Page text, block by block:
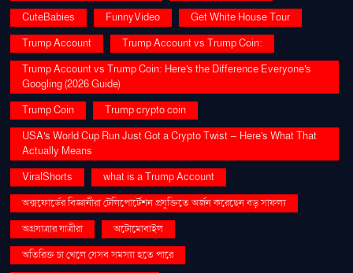
CuteBabies
FunnyVideo
Get White House Tour
Trump Account
Trump Account vs Trump Coin:
Trump Account vs Trump Coin: Here's the Difference Everyone's
Googling (2026 Guide)
Trump Coin
Trump crypto coin
USA's World Cup Run Just Got a Crypto Twist — Here's What That
Actually Means
ViralShorts
what is a Trump Account
অক্সফোর্ডের বিজ্ঞানীরা টেলিপোর্টেশন প্রযুক্তিতে অর্জন করেছেন বড় সাফল্য
অগ্রযাত্রার যাত্রীরা
অটোমোবাইল
অতিরিক্ত চা খেলে যেসব সমস্যা হতে পারে